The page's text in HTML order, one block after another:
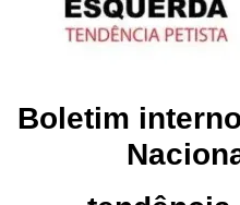
Boletim